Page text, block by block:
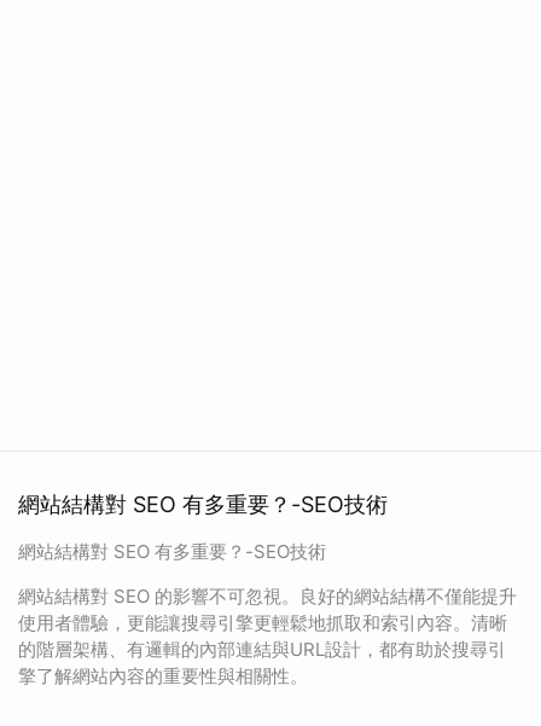
網站結構對 SEO 有多重要？-SEO技術
網站結構對 SEO 有多重要？-SEO技術
網站結構對 SEO 的影響不可忽視。良好的網站結構不僅能提升
使用者體驗，更能讓搜尋引擎更輕鬆地抓取和索引內容。清晰
的階層架構、有邏輯的內部連結與URL設計，都有助於搜尋引
擎了解網站內容的重要性與相關性。